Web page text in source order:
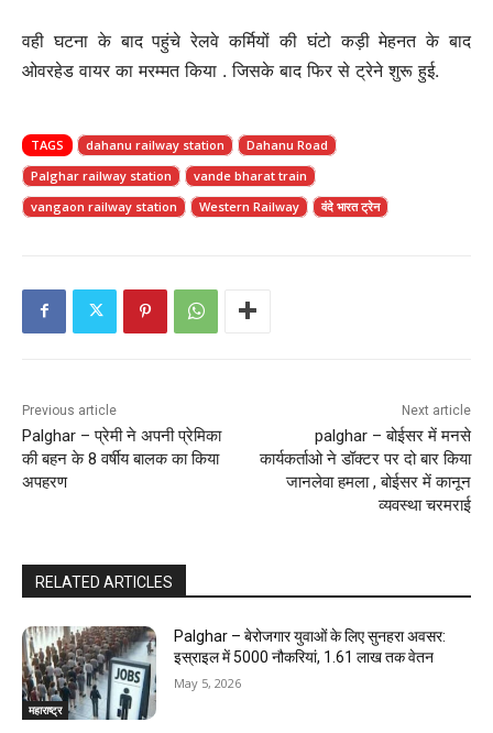
वही घटना के बाद पहुंचे रेलवे कर्मियों की घंटो कड़ी मेहनत के बाद
ओवरहेड वायर का मरम्मत किया . जिसके बाद फिर से ट्रेने शुरू हुई.
TAGS dahanu railway station
Dahanu Road
Palghar railway station
vande bharat train
vangaon railway station
Western Railway वंदे भारत ट्रेन
Previous article
Palghar – प्रेमी ने अपनी प्रेमिका
की बहन के 8 वर्षीय बालक का किया
अपहरण
Next article
palghar – बोईसर में मनसे
कार्यकर्ताओ ने डॉक्टर पर दो बार किया
जानलेवा हमला , बोईसर में कानून
व्यवस्था चरमराई
RELATED ARTICLES
महाराष्ट्र
Palghar – बेरोजगार युवाओं के लिए सुनहरा अवसर:
इस्राइल में 5000 नौकरियां, ₹1.61 लाख तक वेतन
May 5, 2026